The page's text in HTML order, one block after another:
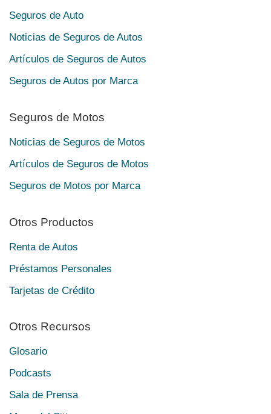
Seguros de Auto
Noticias de Seguros de Autos
Artículos de Seguros de Autos
Seguros de Autos por Marca
Seguros de Motos
Noticias de Seguros de Motos
Artículos de Seguros de Motos
Seguros de Motos por Marca
Otros Productos
Renta de Autos
Préstamos Personales
Tarjetas de Crédito
Otros Recursos
Glosario
Podcasts
Sala de Prensa